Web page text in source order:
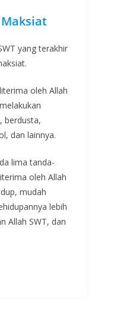
yang terakhir
oleh Allah
berdusta,
dan lainnya.
lima tanda-
oleh Allah
mudah
lebih
Allah SWT, dan